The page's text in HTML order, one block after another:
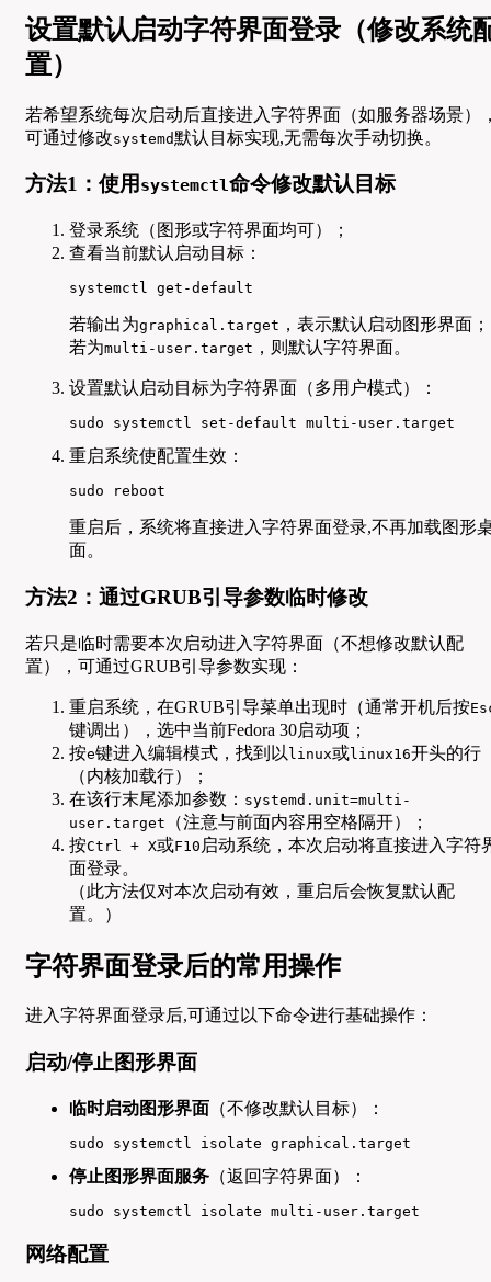
设置默认启动字符界面登录（修改系统
置）
若希望系统每次启动后直接进入字符界面（如服务器场景）
可通过修改systemd默认目标实现,无需每次手动切换。
方法1：使用 systemctl命令修改默认目标
登录系统（图形或字符界面均可）；
查看当前默认启动目标：
systemctl get-default
若输出为graphical.target ，表示默认启动图形界面；
若为multi-user.target ，则默认字符界面。
设置默认启动目标为字符界面（多用户模式）：
sudo systemctl set-default multi-user.target
重启系统使配置生效：
sudo reboot
重启后，系统将直接进入字符界面登录,不再加载图形
面。
方法2：通过GRUB引导参数临时修改
若只是临时需要本次启动进入字符界面（不想修改默认配
置），可通过GRUB引导参数实现：
重启系统，在GRUB引导菜单出现时（通常开机后按
键调出），选中当前Fedora 30启动项；
按e键进入编辑模式，找到以 linux或linux16开头的行
（内核加载行）；
在该行末尾添加参数： systemd.unit=multi-
user.target
（注意与前面内容用空格隔开）；
按Ctrl + X或F10 启动系统，本次启动将直接进入字符
面登录。
（此方法仅对本次启动有效，重启后会恢复默认配
置。）
字符界面登录后的常用操作
进入字符界面登录后,可通过以下命令进行基础操作：
启动/停止图形界面
临时启动图形界面 （不修改默认目标）：
sudo systemctl isolate graphical.target
停止图形界面服务 （返回字符界面）：
sudo systemctl isolate multi-user.target
网络配置